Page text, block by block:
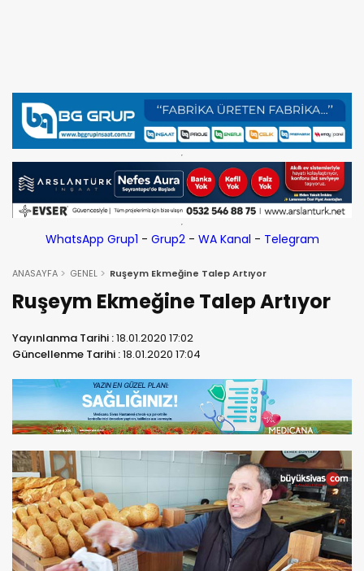
WhatsApp Grup1 - Grup2- WA Kanal - Telegram
ANASAYFA GENEL Ruşeym Ekmeğine Talep Artıyor
Ruşeym Ekmeğine Talep Artıyor
Yayınlanma Tarihi :18.01.2020 17:02
Güncellenme Tarihi :18.01.2020 17:04